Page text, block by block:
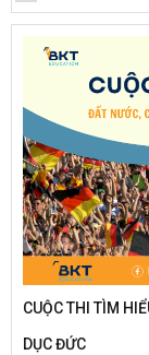
CUỘC THI TÌM
DỤC ĐỨC